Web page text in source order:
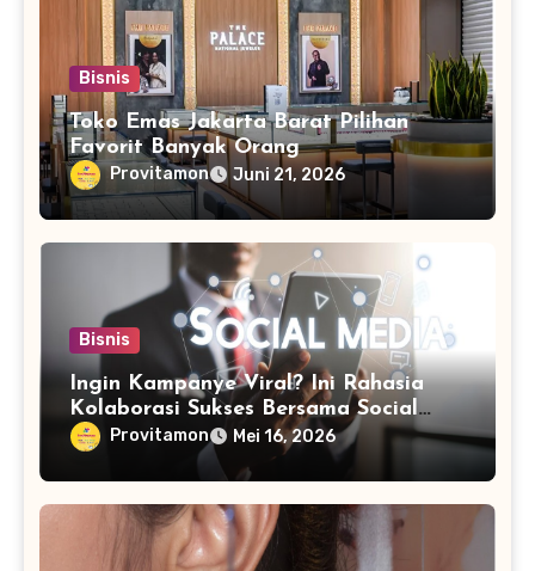
Bisnis
Toko Emas Jakarta Barat Pilihan
Favorit Banyak Orang
Provitamon Juni 21, 2026
Bisnis
Ingin Kampanye Viral? Ini Rahasia
Kolaborasi Sukses Bersama Social
Media Marketing Agency
Provitamon Mei 16, 2026